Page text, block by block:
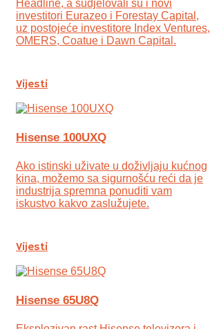
Headline, a sudjelovali su i novi
investitori Eurazeo i Forestay Capital,
uz postojeće investitore Index Ventures,
OMERS, Coatue i Dawn Capital.
Vijesti
Hisense 100UXQ
Ako istinski uživate u doživljaju kućnog
kina, možemo sa sigurnošću reći da je
industrija spremna ponuditi vam
iskustvo kakvo zaslužujete.
Vijesti
Hisense 65U8Q